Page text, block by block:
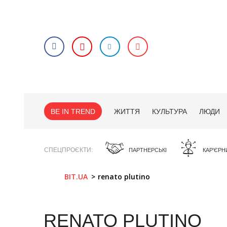
BE IN TREND ЖИТТЯ КУЛЬТУРА ЛЮДИ
СПЕЦПРОЄКТИ ПАРТНЕРСЬКІ
BIT.UA renato plutino
RENATO PLUTINO